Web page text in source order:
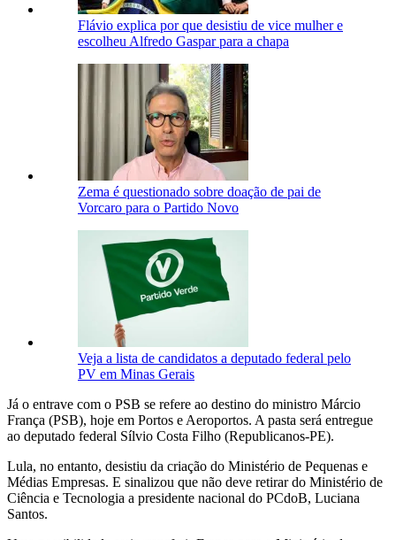
Flávio explica por que desistiu de vice mulher e
escolheu Alfredo Gaspar para a chapa
Zema é questionado sobre doação de pai de
Vorcaro para o Partido Novo
Veja a lista de candidatos a deputado federal pelo
PV em Minas Gerais
Já o entrave com o PSB se refere ao destino do ministro Márcio
França (PSB), hoje em Portos e Aeroportos. A pasta será entregue
ao deputado federal Sílvio Costa Filho (Republicanos-PE).
Lula, no entanto, desistiu da criação do Ministério de Pequenas e
Médias Empresas. E sinalizou que não deve retirar do Ministério de
Ciência e Tecnologia a presidente nacional do PCdoB, Luciana
Santos.